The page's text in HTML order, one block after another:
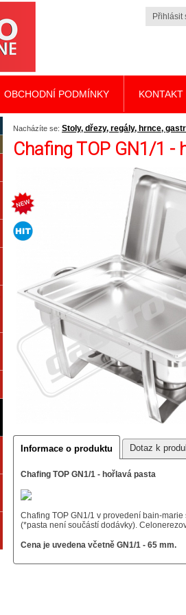
Nacházíte se: Stoly, dřezy, regály, hrnce,
Chafing TOP GN1/1 -
Informace o produktu Dotaz k
Chafing TOP GN1/1 - hořlavá pasta
Chafing TOP GN1/1 v provedení bain-
(*pasta není součástí dodávky).
Cena je uvedena včetně GN1/1 - 65 mm.
Přihlásit
OBCHODNÍ PODMÍNKY KONTAKT